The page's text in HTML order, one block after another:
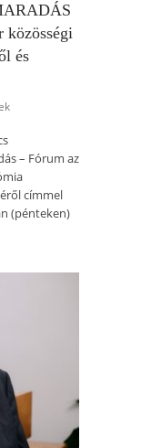
közösségi
és
– Fórum az
címmel
(pénteken)